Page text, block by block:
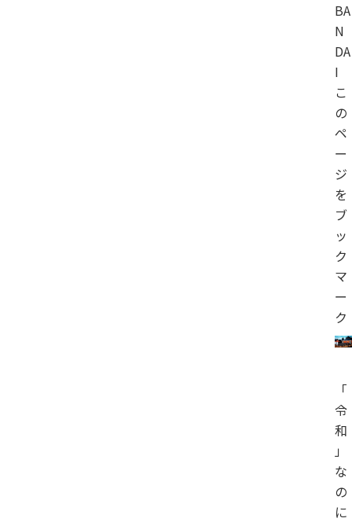
BA
N
DA
I
こ
の
ペ
ー
ジ
を
ブ
ッ
ク
マ
ー
ク
「
令
和
」
な
の
に